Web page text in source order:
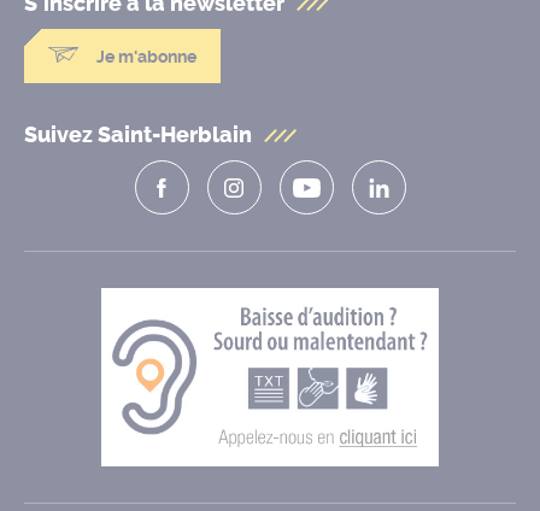
Je m'abonne
Suivez Saint-Herblain